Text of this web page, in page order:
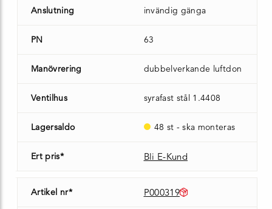
Anslutning invändig gänga
PN 63
Manövrering dubbelverkande luftdon
Ventilhus syrafast stål 1.4408
Lagersaldo 48 st - ska monteras
Ert pris* Bli E-Kund
Artikel nr* P000319